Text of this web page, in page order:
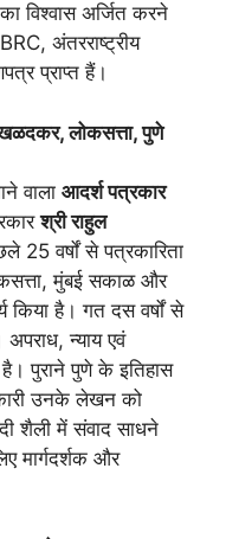
विश्वास अर्जित करने
अंतरराष्ट्रीय
प्राप्त हैं।
लोकसत्ता, पुणे
वाला आदर्श पत्रकार
श्री राहुल
25 वर्षों से पत्रकारिता
मुंबई सकाळ और
किया है। गत दस वर्षों से
न्याय एवं
पुराने पुणे के इतिहास
उनके लेखन को
शैली में संवाद साधने
मार्गदर्शक और